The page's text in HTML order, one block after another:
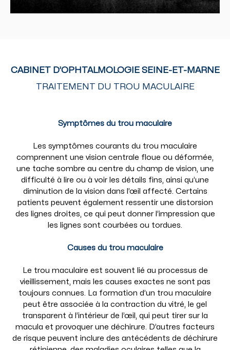
CABINET D’OPHTALMOLOGIE SEINE-ET-MARNE
TRAITEMENT DU TROU MACULAIRE
Symptômes du trou maculaire
Les symptômes courants du trou maculaire
comprennent une vision centrale floue ou déformée,
une tache sombre au centre du champ de vision, une
difficulté à lire ou à voir les détails fins, ainsi qu’une
diminution de la vision dans l’œil affecté. Certains
patients peuvent également ressentir une distorsion
des lignes droites, ce qui peut donner l’impression que
les lignes sont courbées ou tordues.
Causes du trou maculaire
Le trou maculaire est souvent lié au processus de
vieillissement, mais les causes exactes ne sont pas
toujours connues. La formation d’un trou maculaire
peut être associée à la contraction du vitré, le gel
transparent à l’intérieur de l’œil, qui peut tirer sur la
macula et provoquer une déchirure. D’autres facteurs
de risque peuvent inclure des antécédents de déchirure